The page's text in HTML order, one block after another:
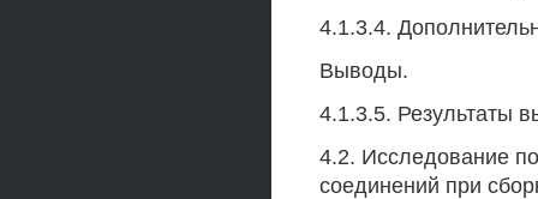
4.1.3.4.
Выводы.
4.1.3.5. Результаты
4.2. Исследование
соединений при